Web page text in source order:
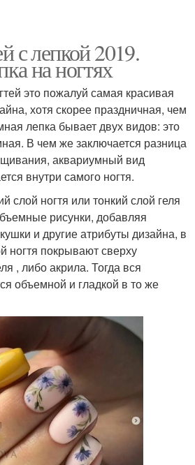
с лепкой 2019.
на ногтях
это пожалуй самая красивая
хотя скорее праздничная, чем
лепка бывает двух видов: это
В чем же заключается разница
аквариумный вид
внутри самого ногтя.
слой ногтя или тонкий слой геля
рисунки, добавляя
и другие атрибуты дизайна, в
ногтя покрывают сверху
, либо акрила. Тогда вся
объемной и гладкой в то же